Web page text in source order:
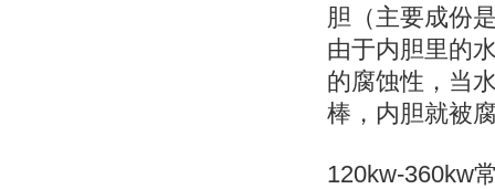
胆（主要成份
由于内胆里的
的腐蚀性，当
棒，内胆就被
120kw-360kw